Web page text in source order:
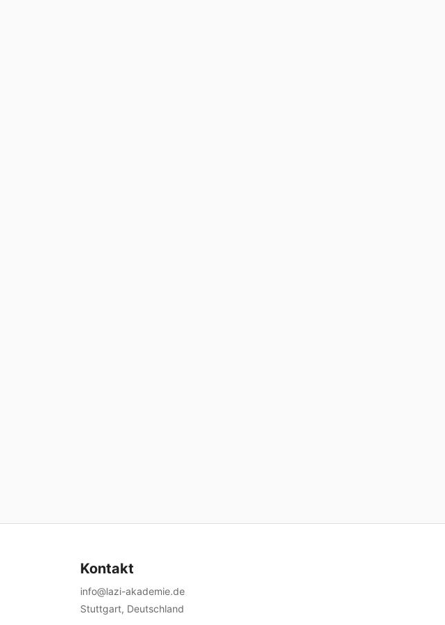
Kontakt
info@lazi-akademie.de
Stuttgart, Deutschland